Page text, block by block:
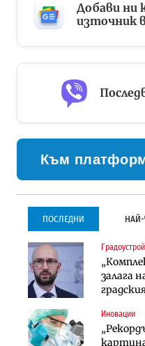
Добави ни
източник
Към
ПОСЛЕДНИ НАЙ-
залага
Иновации
Компании